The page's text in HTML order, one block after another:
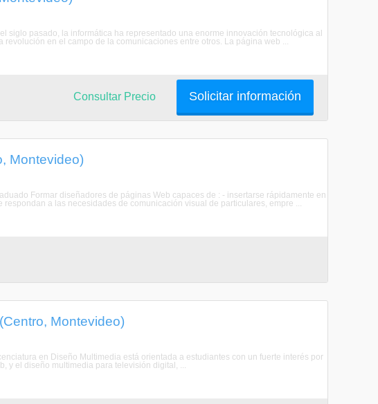
siglo pasado, la informática ha representado una enorme innovación tecnológica al
en el campo de la comunicaciones entre otros. La página web ...
Solicitar información
Consultar Precio
Montevideo)
Formar diseñadores de páginas Web capaces de : - insertarse rápidamente en
a las necesidades de comunicación visual de particulares, empre ...
Montevideo)
en Diseño Multimedia está orientada a estudiantes con un fuerte interés por
y el diseño multimedia para televisión digital, ...